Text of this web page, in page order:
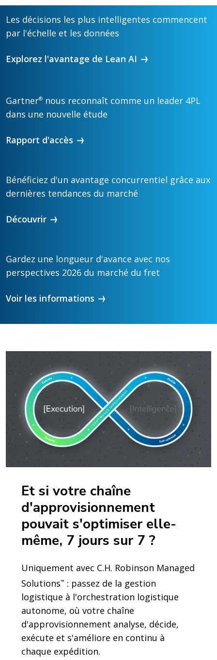
Les décisions les plus intelligentes commencent
par l'échelle et les données
Explorez l'avantage de Lean AI
Gartner® nous reconnaît comme un leader 4PL
dans une nouvelle étude
Rapport d'accès
Bénéficiez d'un avantage concurrentiel grâce aux
dernières tendances du marché
Découvrir
Gardez une longueur d'avance avec nos
perspectives 2026 du marché du fret
Voir les informations
Et si votre chaîne
d'approvisionnement
pouvait s'optimiser elle-
même, 7 jours sur 7 ?
Uniquement avec C.H. Robinson Managed
Solutions™ : passez de la gestion
logistique à l'orchestration logistique
autonome, où votre chaîne
d'approvisionnement analyse, décide,
exécute et s'améliore en continu à
chaque expédition.